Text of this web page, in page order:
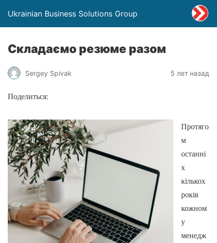
Ukrainian Business Solutions Group
Складаємо резюме разом
Sergey Spivak 5 лет назад
Поделиться:
Протяго
м
останні
х
кількох
років
кожном
у
менедж